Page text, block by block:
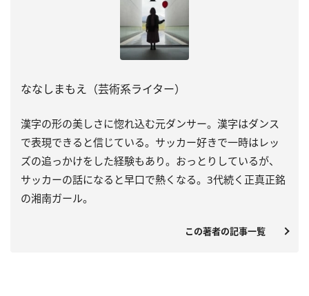
ななしまもえ（芸術系ライター）
漢字の形の美しさに惚れ込む元ダンサー。漢字はダンス
で表現できると信じている。サッカー好きで一時はレッ
ズの追っかけをした経験もあり。おっとりしているが、
サッカーの話になると早口で熱くなる。3代続く正真正銘
の湘南ガール。
この著者の記事一覧